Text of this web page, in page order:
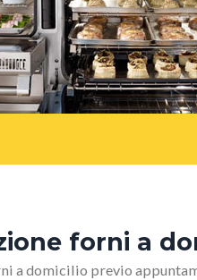
forni a
a domicilio previo